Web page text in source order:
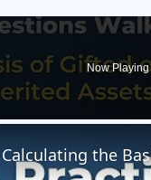
Now Playing